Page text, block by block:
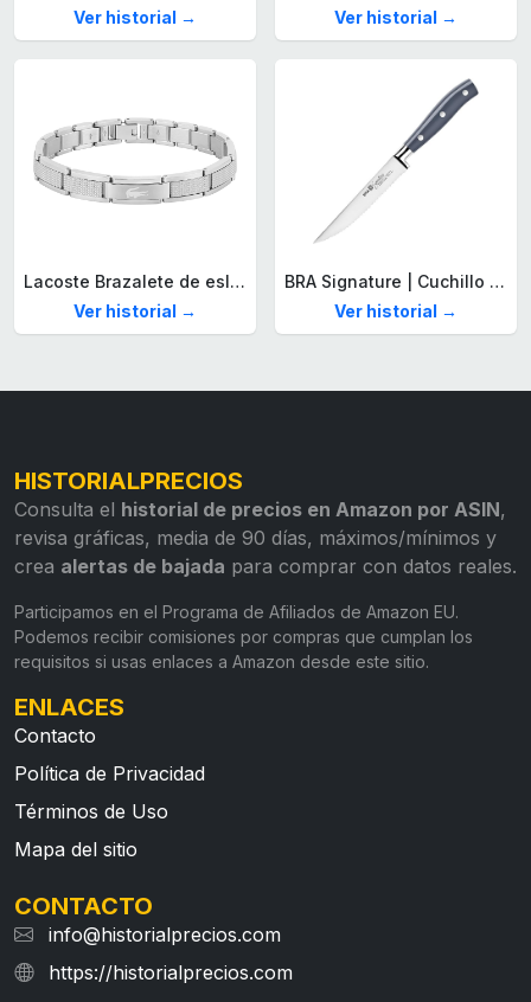
Ver historial →
Ver historial →
Lacoste Brazalete de eslabón para Hombre Colección STENCIL de Acero inoxidable
Ver historial →
BRA Signature | Cuchillo tomatero 120 mm, Acero Inoxidable alemán forjado con Molibdeno Vanadio, Mango Remachado ABS, Diseño Ergonómico, Hoja 1,6 mm espesor
Ver historial →
HISTORIALPRECIOS
Consulta el historial de precios en Amazon por ASIN,
revisa gráficas, media de 90 días, máximos/mínimos y
crea alertas de bajada para comprar con datos reales.
Participamos en el Programa de Afiliados de Amazon EU.
Podemos recibir comisiones por compras que cumplan los
requisitos si usas enlaces a Amazon desde este sitio.
ENLACES
Contacto
Política de Privacidad
Términos de Uso
Mapa del sitio
CONTACTO
info@historialprecios.com
https://historialprecios.com